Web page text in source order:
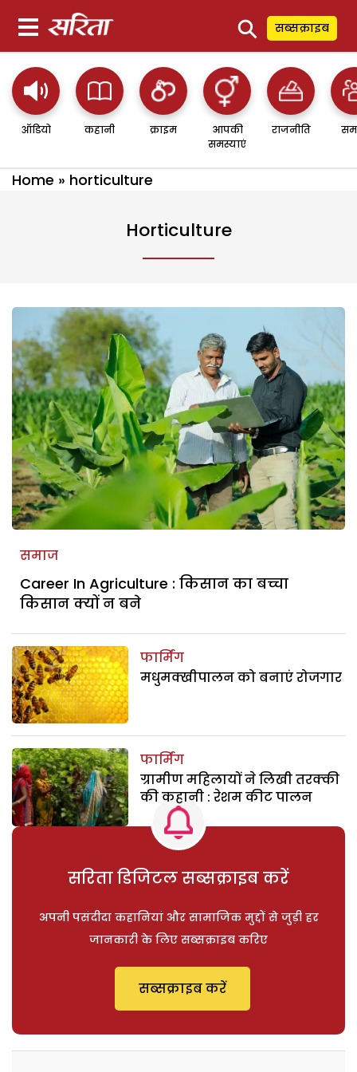
⚲ सब्सक्राइब
ऑडियो कहानी क्राइम
आपकी
समस्याएं
राजनीति
Home » horticulture
Horticulture
समाज
Career In Agriculture : किसान का बच्चा
किसान क्यों न बने
फार्मिंग
मधुमक्खीपालन को बनाएं रोजगार
फार्मिंग
ग्रामीण महिलायों ने लिखी तरक्की
की कहानी : रेशम कीट पालन
सरिता डिजिटल सब्सक्राइब करें
अपनी पसंदीदा कहानियां और सामाजिक मुद्दों से जुड़ी हर
जानकारी के लिए सब्सक्राइब करिए
सब्सक्राइब करें